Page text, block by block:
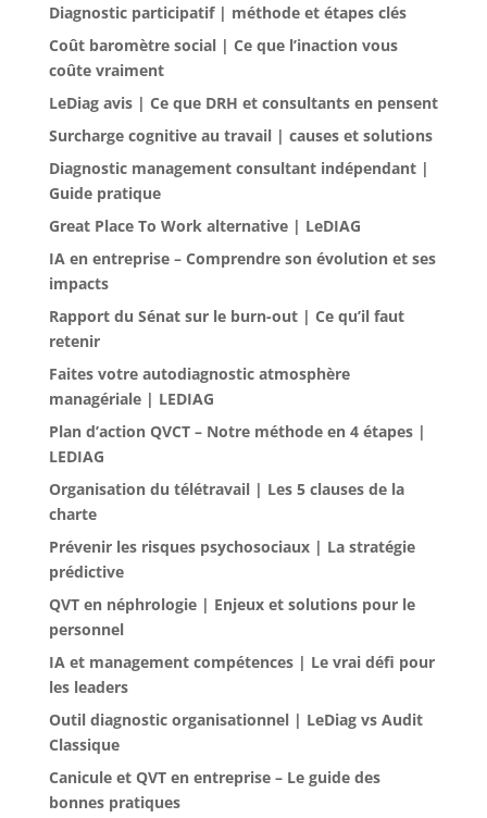
Diagnostic participatif | méthode et étapes clés
Coût baromètre social | Ce que l’inaction vous
coûte vraiment
LeDiag avis | Ce que DRH et consultants en pensent
Surcharge cognitive au travail | causes et solutions
Diagnostic management consultant indépendant |
Guide pratique
Great Place To Work alternative | LeDIAG
IA en entreprise – Comprendre son évolution et ses
impacts
Rapport du Sénat sur le burn-out | Ce qu’il faut
retenir
Faites votre autodiagnostic atmosphère
managériale | LEDIAG
Plan d’action QVCT – Notre méthode en 4 étapes |
LEDIAG
Organisation du télétravail | Les 5 clauses de la
charte
Prévenir les risques psychosociaux | La stratégie
prédictive
QVT en néphrologie | Enjeux et solutions pour le
personnel
IA et management compétences | Le vrai défi pour
les leaders
Outil diagnostic organisationnel | LeDiag vs Audit
Classique
Canicule et QVT en entreprise – Le guide des
bonnes pratiques